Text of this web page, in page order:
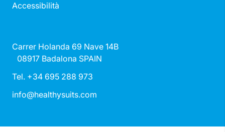
Accessibilità
Carrer Holanda 69 Nave 14B
08917 Badalona SPAIN
Tel. +34 695 288 973
info@healthysuits.com